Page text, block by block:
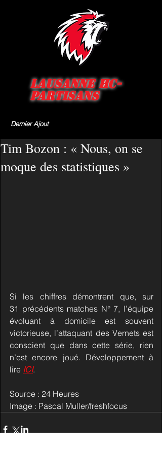
Lausanne HC-
Partisans
Dernier Ajout
Tim Bozon : « Nous, on se
moque des statistiques »
Si les chiffres démontrent que, sur
31 précédents matches N° 7, l’équipe
évoluant à domicile est souvent
victorieuse, l’attaquant des Vernets est
conscient que dans cette série, rien
n’est encore joué. Développement à
lire ICI.
Source : 24 Heures
Image : Pascal Muller/freshfocus